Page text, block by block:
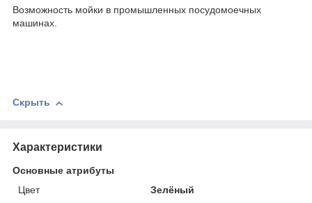
Возможность мойки в промышленных посудомоечных
машинах.
Скрыть
Характеристики
Основные атрибуты
Цвет
Зелёный